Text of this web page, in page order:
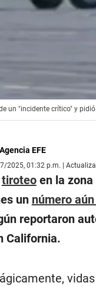
un "incidente crítico" y
Agencia EFE
2025, 01:32 p.m. |
tiroteoen la zona
un número
reportaron
California.